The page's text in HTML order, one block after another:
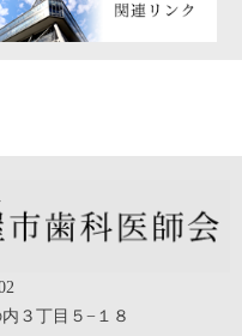
３丁目５−１８